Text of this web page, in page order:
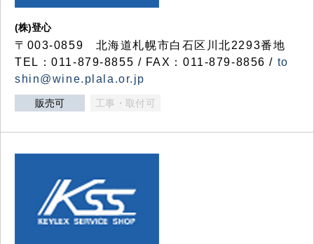
(株)登心
〒003-0859 北海道札幌市白石区川北2293番地
TEL：011-879-8855 / FAX：011-879-8856 / to
shin@wine.plala.or.jp
販売可 工事・取付可